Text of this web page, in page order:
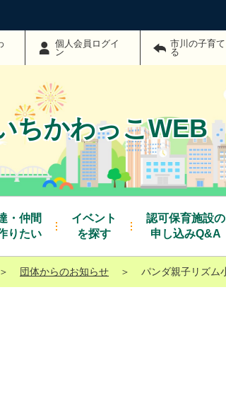
個人会員ログイ
ン
市川の子育
る
ちかわっこWEB
・仲間
りたい
イベント
を探す
認可保育施設の
申し込みQ&A
＞ 団体からのお知らせ ＞ パンダ親子リズム